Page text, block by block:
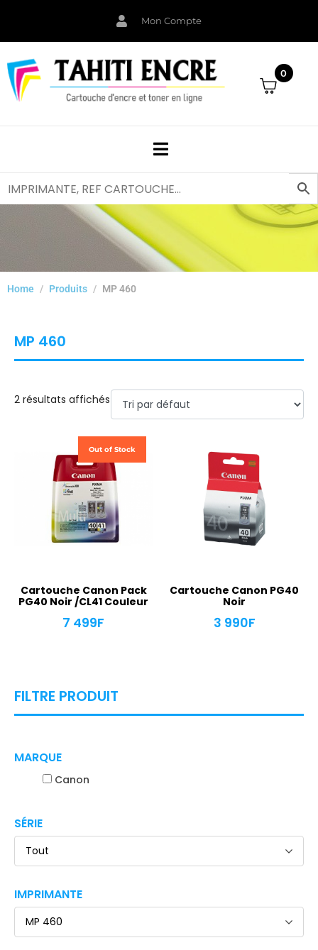
Mon Compte
0
Home Produits MP 460
MP 460
2 résultats affichés
Out of Stock
Cartouche Canon Pack
PG40 Noir /CL41 Couleur
7 499F
Cartouche Canon PG40
Noir
3 990F
FILTRE PRODUIT
MARQUE
Canon
SÉRIE
Tout
IMPRIMANTE
MP 460